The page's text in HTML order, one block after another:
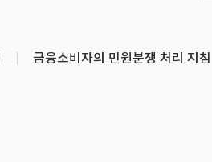
금융소비자의 민원분쟁 처리 지침